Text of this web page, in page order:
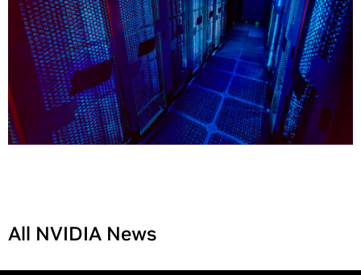
All NVIDIA News